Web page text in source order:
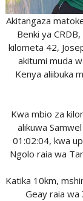
Akitangaza
Benki ya
kilometa 42,
akitumi muda
Kenya aliibuka
Kwa mbio za
alikuwa
01:02:04, kwa
Ngolo raia wa
Katika 10km,
Geay raia wa